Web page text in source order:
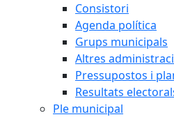
Consistori
Agenda política
Grups municipals
Altres
Pressupostos i
Resultats
Ple municipal